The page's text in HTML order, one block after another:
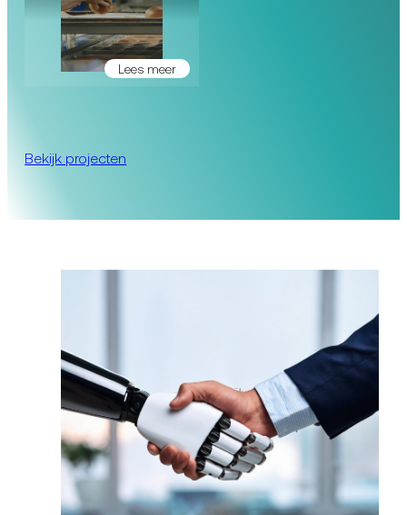
Lees meer
Bekijk projecten